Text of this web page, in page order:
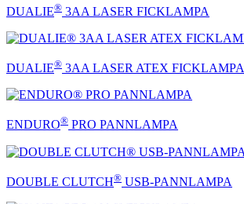
DUALIE® 3AA LASER FICKLAMPA
DUALIE® 3AA LASER ATEX FICKLAMPA
ENDURO® PRO PANNLAMPA
DOUBLE CLUTCH® USB-PANNLAMPA